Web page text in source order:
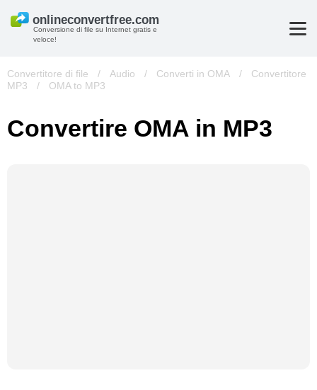
Conversione di file su Internet gratis e
veloce!
Convertitore di file / Audio / Converti in OMA /
Convertitore
MP3
/ OMA to MP3
Convertire OMA in MP3